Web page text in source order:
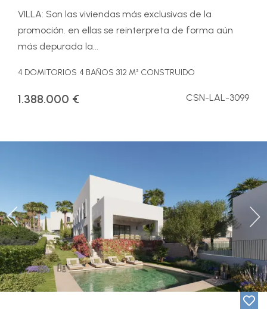
VILLA: Son las viviendas más exclusivas de la
promoción. en ellas se reinterpreta de forma aún
más depurada la...
4 DOMITORIOS 4 BAÑOS 312 M² CONSTRUIDO
1.388.000 € CSN-LAL-3099
Previous